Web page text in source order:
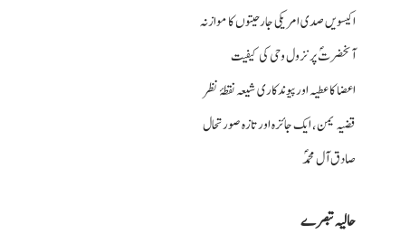
اکیسویں صدی امریکی جارحیتوں کا موازنہ
آنحضرتؐ پر نزول وحی کی کیفیت
اعضا کا عطیہ اورپیوندکاری شیعہ نقطۂ نظر
قضیہ یمن، ایک جائزہ اور تازہ صورتحال
صادق آل محمدؐ
حالیہ تبصرے